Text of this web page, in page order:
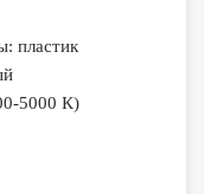
пластик
5000 К)